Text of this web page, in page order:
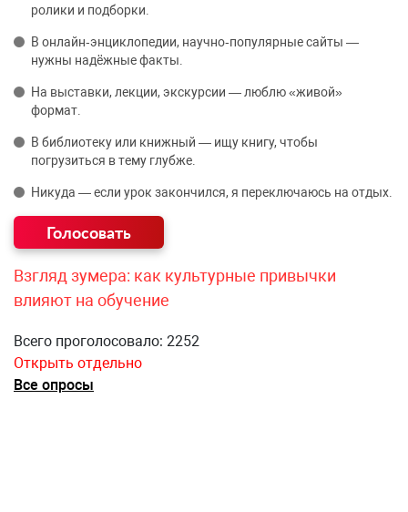
ролики и подборки.
В онлайн‑энциклопедии, научно‑популярные сайты —
нужны надёжные факты.
На выставки, лекции, экскурсии — люблю «живой»
формат.
В библиотеку или книжный — ищу книгу, чтобы
погрузиться в тему глубже.
Никуда — если урок закончился, я переключаюсь на отдых.
Взгляд зумера: как культурные привычки
влияют на обучение
Всего проголосовало: 2252
Открыть отдельно
Все опросы